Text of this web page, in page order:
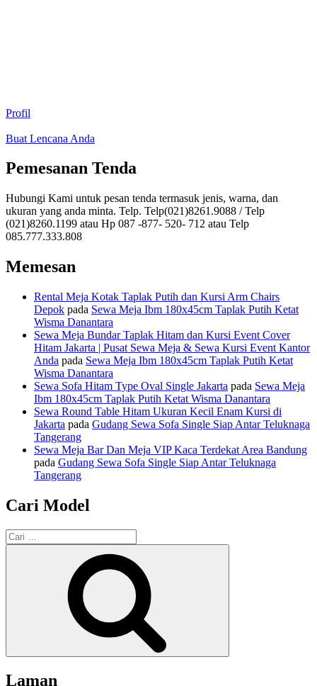
Profil
Buat Lencana Anda
Pemesanan Tenda
Hubungi Kami untuk pesan tenda termasuk jenis, warna, dan
ukuran yang anda minta. Telp. Telp(021)8261.9088 / Telp
(021)8260.1199 atau Hp 087 -877- 520- 712 atau Telp
085.777.333.808
Memesan
Rental Meja Kotak Taplak Putih dan Kursi Arm Chairs
Depok pada Sewa Meja Ibm 180x45cm Taplak Putih Ketat
Wisma Danantara
Sewa Meja Bundar Taplak Hitam dan Kursi Event Cover
Hitam Jakarta | Pusat Sewa Meja & Sewa Kursi Event Kantor
Anda pada Sewa Meja Ibm 180x45cm Taplak Putih Ketat
Wisma Danantara
Sewa Sofa Hitam Type Oval Single Jakarta pada Sewa Meja
Ibm 180x45cm Taplak Putih Ketat Wisma Danantara
Sewa Round Table Hitam Ukuran Kecil Enam Kursi di
Jakarta pada Gudang Sewa Sofa Single Siap Antar Teluknaga
Tangerang
Sewa Meja Bar Dan Meja VIP Kaca Terdekat Area Bandung
pada Gudang Sewa Sofa Single Siap Antar Teluknaga
Tangerang
Cari Model
Pencarian
untuk:
Laman